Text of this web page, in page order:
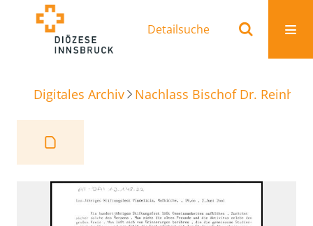
Detailsuche
Digitales Archiv Nachlass Bischof Dr.